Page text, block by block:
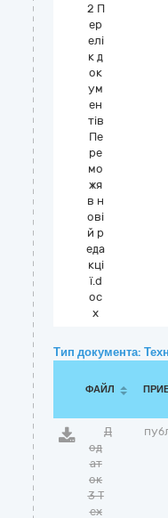
2 П
ер
елі
к д
ок
ум
ен
тів
Пе
ре
мо
жя
в н
ові
й р
еда
кці
ї.d
oc
x
Тип документа:
ФАЙЛ
Д
од
ат
ок
3 Т
ех